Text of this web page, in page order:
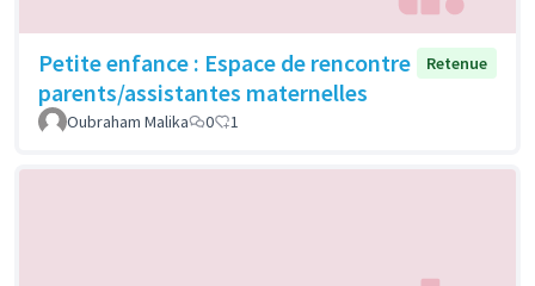
Petite enfance : Espace de rencontre
parents/assistantes maternelles
Retenue
Oubraham Malika 0 1